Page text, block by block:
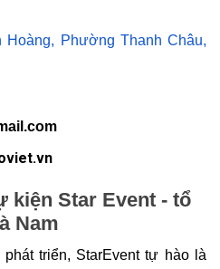
Phường Thanh Châu,
kiện Star Event - tổ
Nam
triển, StarEvent tự hào là